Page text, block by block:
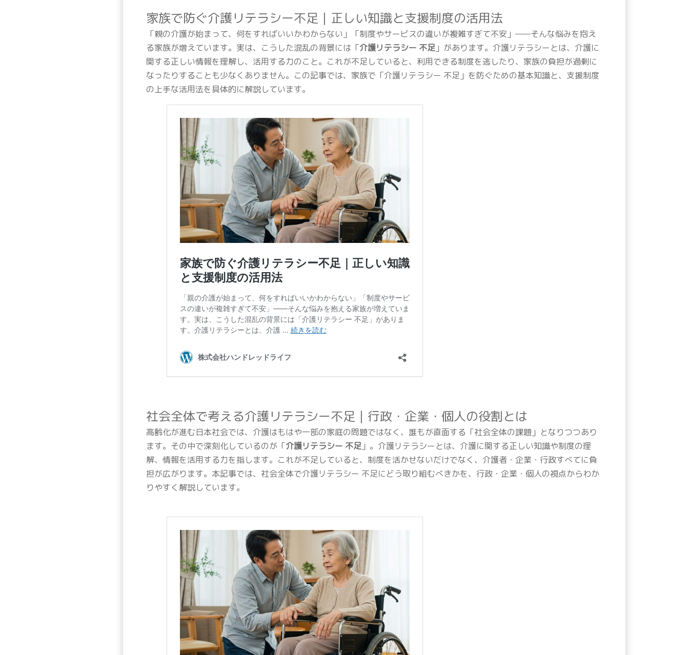
家族で防ぐ介護リテラシー不足｜正しい知識と支援制度の活用法
「親の介護が始まって、何をすればいいかわからない」「制度やサービスの違いが複雑すぎて不安」——そんな悩みを抱え
る家族が増えています。実は、こうした混乱の背景には「介護リテラシー 不足 」があります。介護リテラシーとは、介護に
関する正しい情報を理解し、活用する力のこと。これが不足していると、利用できる制度を逃したり、家族の負担が過剰に
なったりすることも少なくありません。この記事では、家族で「介護リテラシー 不足」を防ぐための基本知識と、支援制度
の上手な活用法を具体的に解説しています。
社会全体で考える介護リテラシー不足｜行政・企業・個人の役割とは
高齢化が進む日本社会では、介護はもはや一部の家庭の問題ではなく、誰もが直面する「社会全体の課題」となりつつあり
ます。その中で深刻化しているのが「介護リテラシー 不足 」。介護リテラシーとは、介護に関する正しい知識や制度の理
解、情報を活用する力を指します。これが不足していると、制度を活かせないだけでなく、介護者・企業・行政すべてに負
担が広がります。本記事では、社会全体で介護リテラシー 不足にどう取り組むべきかを、行政・企業・個人の視点からわか
りやすく解説しています。